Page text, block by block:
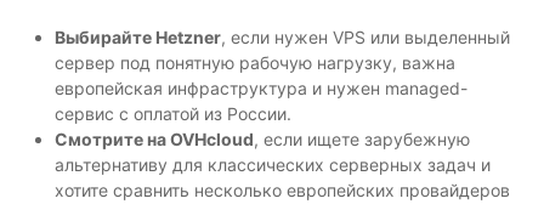
Выбирайте Hetzner, если нужен VPS или выделенный
сервер под понятную рабочую нагрузку, важна
европейская инфраструктура и нужен managed-
сервис с оплатой из России.
Смотрите на OVHcloud, если ищете зарубежную
альтернативу для классических серверных задач и
хотите сравнить несколько европейских провайдеров